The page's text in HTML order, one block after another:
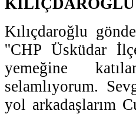
Kılıçdaroğlu
''CHP Üsküdar
yemeğine
selamlıyorum.
yol arkadaşlarım